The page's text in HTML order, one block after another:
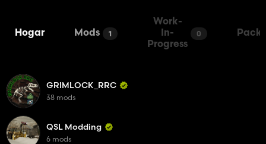
Hogar Mods 1
Work-
In-
Progress
0 Packs
GRIMLOCK_RRC
38 mods
QSL Modding
6 mods